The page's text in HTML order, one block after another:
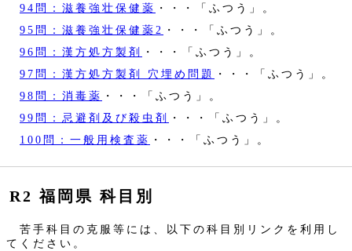
94問：滋養強壮保健薬 ・・・「ふつう」。
95問：滋養強壮保健薬2 ・・・「ふつう」。
96問：漢方処方製剤
・・・「ふつう」。
97問：漢方処方製剤 穴埋め問題
・・・「ふつう」。
98問：消毒薬 ・・・「ふつう」。
99問：忌避剤及び殺虫剤
・・・「ふつう」。
100問：一般用検査薬 ・・・「ふつう」。
R2 福岡県 科目別
苦手科目の克服等には、以下の科目別リンクを利用し
てください。